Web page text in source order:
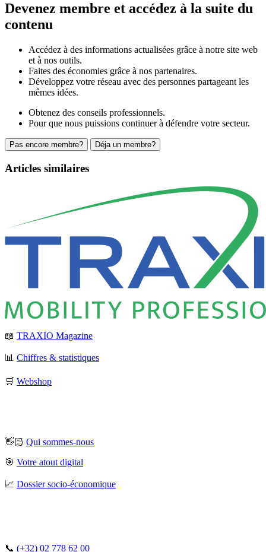
Devenez membre et accédez à la suite du
contenu
Accédez à des informations actualisées grâce à notre site web
et à nos outils.
Faites des économies grâce à nos partenaires.
Développez votre réseau avec des personnes partageant les
mêmes idées.
Obtenez des conseils professionnels.
Pour que nous puissions continuer à défendre votre secteur.
Pas encore membre? Déja un membre?
Articles similaires
📖 TRAXIO Magazine
📊 Chiffres & statistiques
🛒 Webshop
👋🏻 Qui sommes-nous
🎯 Votre atout digital
📈 Dossier socio-économique
📞 (+32) 02 778 62 00